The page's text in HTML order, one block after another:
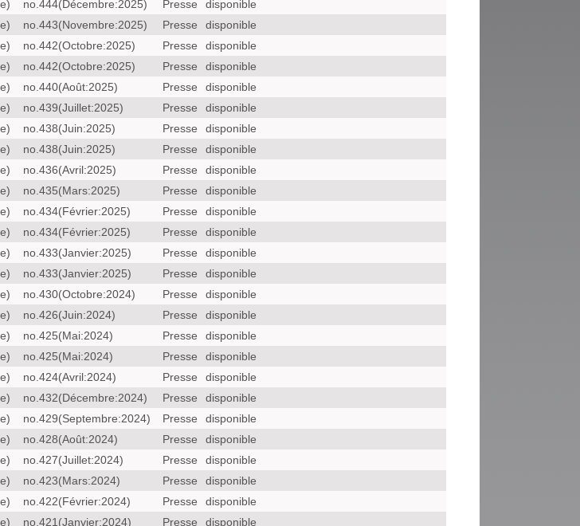
no.444(Décembre:2025) Presse
disponible
no.443(Novembre:2025) Presse
disponible
no.442(Octobre:2025) Presse
disponible
no.442(Octobre:2025) Presse
disponible
no.440(Août:2025) Presse
disponible
no.439(Juillet:2025) Presse
disponible
no.438(Juin:2025) Presse
disponible
no.438(Juin:2025) Presse
disponible
no.436(Avril:2025) Presse
disponible
no.435(Mars:2025) Presse
disponible
no.434(Février:2025) Presse
disponible
no.434(Février:2025) Presse
disponible
no.433(Janvier:2025) Presse
disponible
no.433(Janvier:2025) Presse
disponible
no.430(Octobre:2024) Presse
disponible
no.426(Juin:2024) Presse
disponible
no.425(Mai:2024) Presse
disponible
no.425(Mai:2024) Presse
disponible
no.424(Avril:2024) Presse
disponible
no.432(Décembre:2024) Presse
disponible
no.429(Septembre:2024) Presse
disponible
no.428(Août:2024) Presse
disponible
no.427(Juillet:2024) Presse
disponible
no.423(Mars:2024) Presse
disponible
no.422(Février:2024) Presse
disponible
no.421(Janvier:2024) Presse
disponible